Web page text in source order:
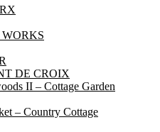
DE CROIX
II – Cottage Garden
– Country Cottage